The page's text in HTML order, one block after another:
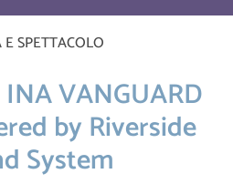
E SPETTACOLO
VANGUARD
by Riverside
System